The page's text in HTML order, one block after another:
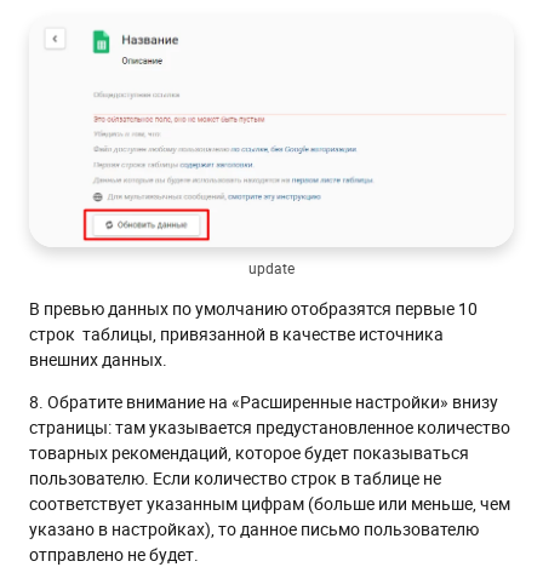
update
В превью данных по умолчанию отобразятся первые 10
строк таблицы, привязанной в качестве источника
внешних данных.
8. Обратите внимание на «Расширенные настройки» внизу
страницы: там указывается предустановленное количество
товарных рекомендаций, которое будет показываться
пользователю. Если количество строк в таблице не
соответствует указанным цифрам (больше или меньше, чем
указано в настройках), то данное письмо пользователю
отправлено не будет.